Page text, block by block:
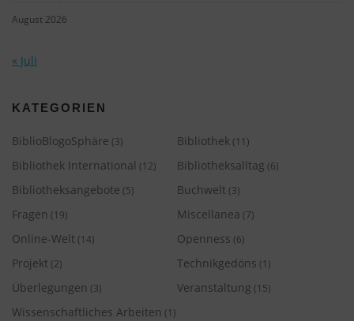
August 2026
« Juli
KATEGORIEN
BiblioBlogoSphäre (3) Bibliothek (11)
Bibliothek International (12) Bibliotheksalltag (6)
Bibliotheksangebote (5) Buchwelt (3)
Fragen (19) Miscellanea (7)
Online-Welt (14) Openness (6)
Projekt (2) Technikgedöns (1)
Überlegungen (3) Veranstaltung (15)
Wissenschaftliches Arbeiten (1)